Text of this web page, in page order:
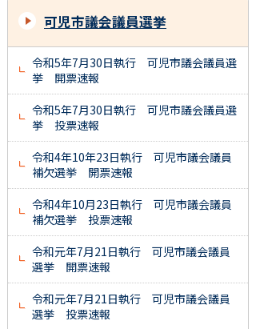
可児市議会議員選挙
令和5年7月30日執行 可児市議会議員選
挙 開票速報
令和5年7月30日執行 可児市議会議員選
挙 投票速報
令和4年10年23日執行 可児市議会議員
補欠選挙 開票速報
令和4年10月23日執行 可児市議会議員
補欠選挙 投票速報
令和元年7月21日執行 可児市議会議員
選挙 開票速報
令和元年7月21日執行 可児市議会議員
選挙 投票速報